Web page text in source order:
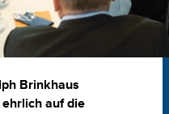
Brinkhaus
auf die